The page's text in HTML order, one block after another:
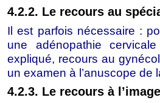
4.2.2. Le recours au
Il est parfois nécessaire :
une adénopathie
expliqué, recours au
un examen à l’anuscope de
4.2.3. Le recours à